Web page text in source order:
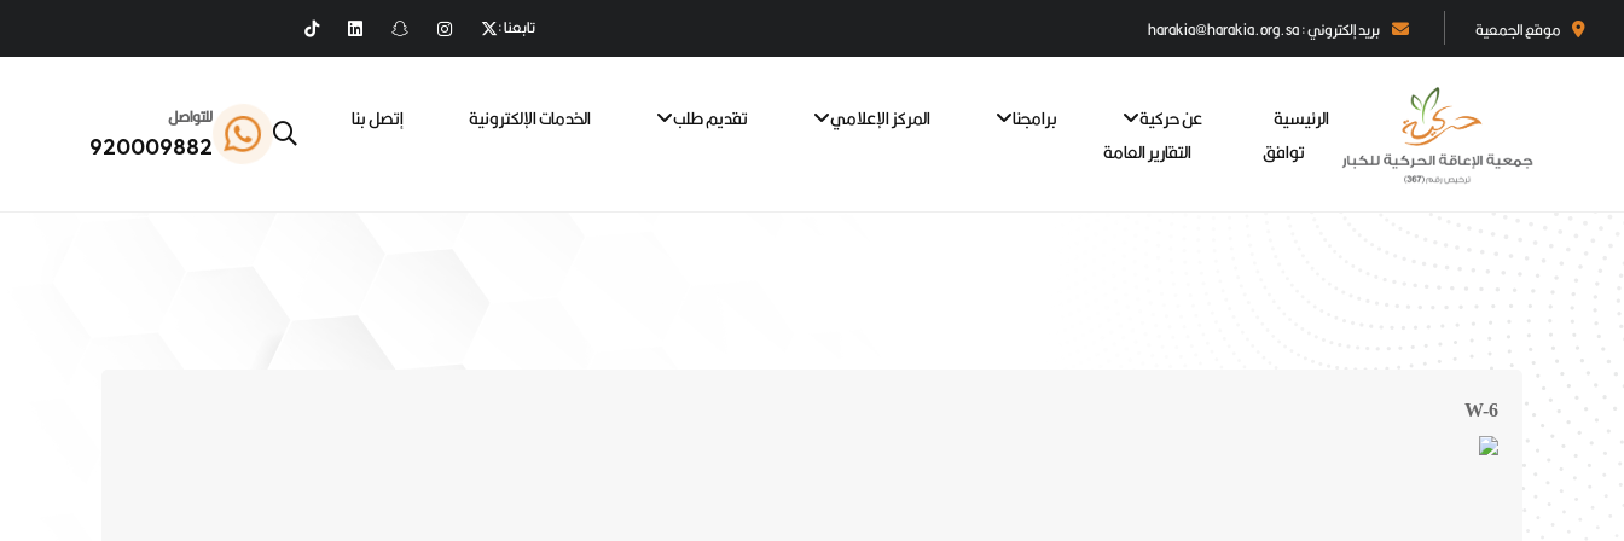
موقع الجمعية بريد إلكتروني : harakia@harakia.org.sa تابعنا :
الرئيسية عن حركية برامجنا المركز الإعلامي تقديم طلب الخدمات الإلكترونية
إتصل بنا
توافق
التقارير العامة
للتواصل
920009882
W-6